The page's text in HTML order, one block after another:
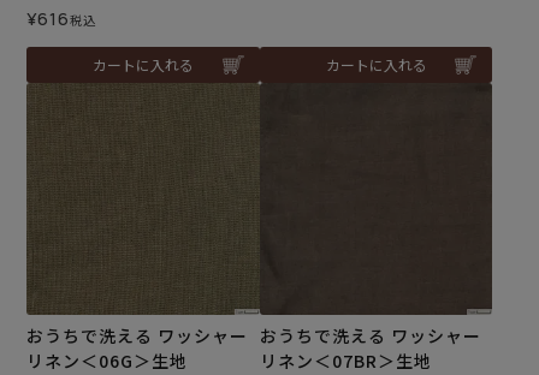
¥616税込
カートに入れる カートに入れる
おうちで洗える ワッシャー
リネン＜06G＞生地
おうちで洗える ワッシャー
リネン＜07BR＞生地